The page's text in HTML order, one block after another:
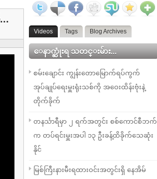
Videos Tags Blog Archives
ေနာက္ဆုံးရ သတင္းမ်ား...
စမ်းချောင်း ကျွန်းတောမြောက်ရပ်ကွက်
အုပ်ချုပ်ရေးမှူးရုံးသစ်ကို အဝေးထိန်းဗုံးနဲ့
တိုက်ခိုက်
တနင်္သာရီမှာ ၂ ရက်အတွင်း စစ်ကောင်စီဘက်
က တပ်ရင်းမှူးအပါ ၁၃ ဦးခန့်ထိခိုက်သေဆုံး
နိုင်
မြစ်ကြီးနားမီးရထားဝင်းအတွင်းရှိ နေအိမ်